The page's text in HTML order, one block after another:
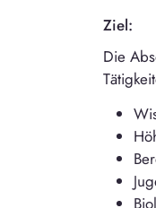
Ziel:
Die